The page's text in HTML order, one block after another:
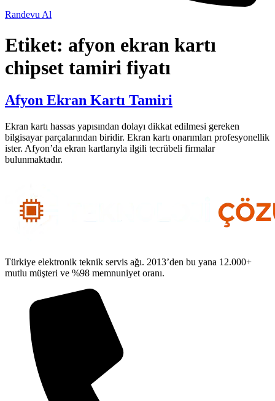
Randevu Al
Etiket: afyon ekran kartı
chipset tamiri fiyatı
Afyon Ekran Kartı Tamiri
Ekran kartı hassas yapısından dolayı dikkat edilmesi gereken
bilgisayar parçalarından biridir. Ekran kartı onarımları profesyonellik
ister. Afyon’da ekran kartlarıyla ilgili tecrübeli firmalar
bulunmaktadır.
Türkiye elektronik teknik servis ağı. 2013’den bu yana 12.000+
mutlu müşteri ve %98 memnuniyet oranı.